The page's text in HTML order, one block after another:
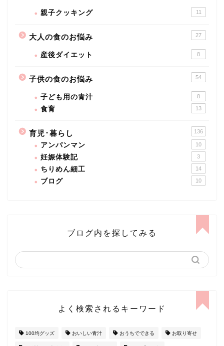
親子クッキング 11
大人の食のお悩み 27
産後ダイエット 8
子供の食のお悩み 54
子ども用の青汁 8
食育 13
育児･暮らし 136
アンパンマン 10
妊娠体験記 3
ちりめん細工 14
ブログ 10
ブログ内を探してみる
よく検索されるキーワード
100均グッズ おいしい青汁 おうちでできる お取り寄せ